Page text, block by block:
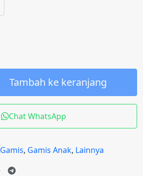
Tambah ke keranjang
Chat WhatsApp
Gamis, Gamis Anak, Lainnya